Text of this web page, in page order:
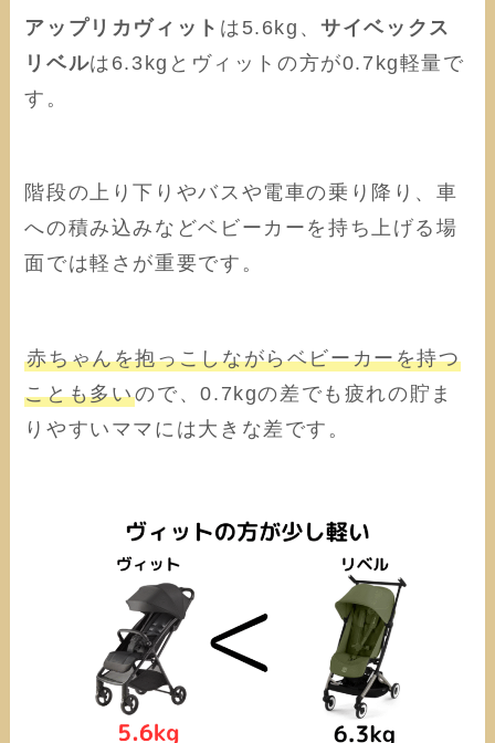
アップリカヴィット は5.6kg、サイベックス
リベルは6.3kgとヴィットの方が0.7kg軽量で
す。
階段の上り下りやバスや電車の乗り降り、車
への積み込みなどベビーカーを持ち上げる場
面では軽さが重要です。
赤ちゃんを抱っこしながらベビーカーを持つ
ことも多いので、0.7kgの差でも疲れの貯ま
りやすいママには大きな差です。